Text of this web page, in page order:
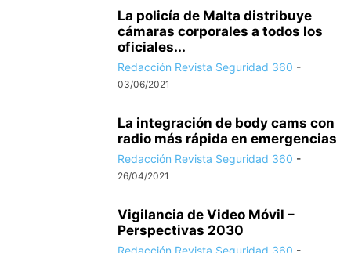
La policía de Malta distribuye
cámaras corporales a todos los
oficiales...
Redacción Revista Seguridad 360 -
03/06/2021
La integración de body cams con
radio más rápida en emergencias
Redacción Revista Seguridad 360 -
26/04/2021
Vigilancia de Video Móvil –
Perspectivas 2030
Redacción Revista Seguridad 360 -